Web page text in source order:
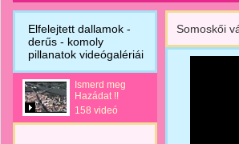
Elfelejtett dallamok -
derűs - komoly
pillanatok videógalériái
Ismerd meg
Hazádat !!
158 videó
Somoskői